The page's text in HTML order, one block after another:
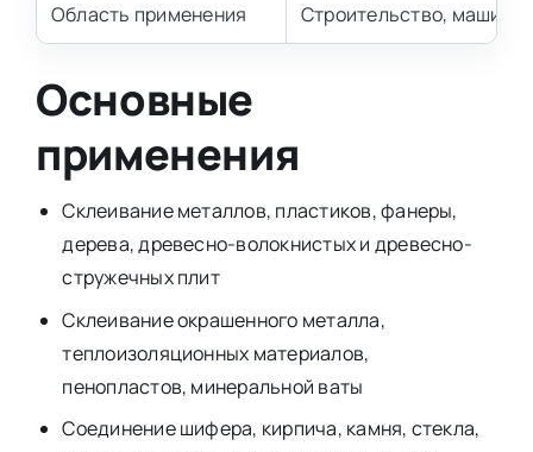
Область применения Строительство,
Основные
применения
Склеивание металлов, пластиков, фанеры,
дерева, древесно-волокнистых и древесно-
стружечных плит
Склеивание окрашенного металла,
теплоизоляционных материалов,
пенопластов, минеральной ваты
Соединение шифера, кирпича, камня, стекла,